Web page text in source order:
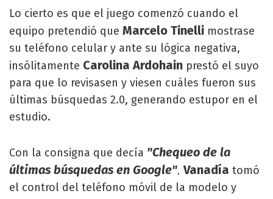
Lo cierto es que el juego comenzó cuando el
equipo pretendió que Marcelo Tinelli mostrase
su teléfono celular y ante su lógica negativa,
insólitamente Carolina Ardohain prestó el suyo
para que lo revisasen y viesen cuáles fueron sus
últimas búsquedas 2.0, generando estupor en el
estudio.
Con la consigna que decía "Chequeo de la
últimas búsquedas en Google", Vanadía tomó
el control del teléfono móvil de la modelo y